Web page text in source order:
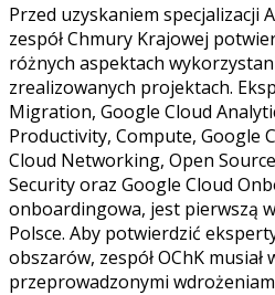
Przed uzyskaniem specjalizacji
zespół Chmury Krajowej
różnych aspektach
zrealizowanych projektach.
Migration, Google Cloud
Productivity, Compute, Google
Cloud Networking, Open
Security oraz Google Cloud
onboardingowa, jest pierwszą
Polsce. Aby potwierdzić
obszarów, zespół OChK musiał
przeprowadzonymi